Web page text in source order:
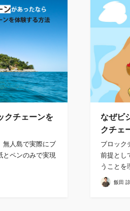
クチェーンを
無人島で実際にブ
とペンのみで実現
なぜビ
クチェ
ブロック
前提とし
うことを
飯田 諒